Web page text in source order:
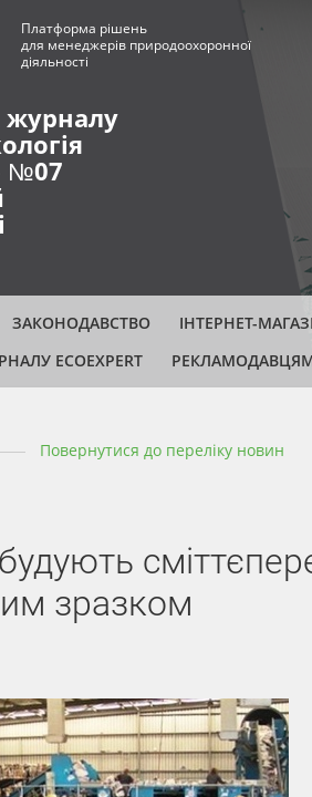
журналу
№07
Платформа рішень
для менеджерів природоохоронної
діяльності
ЗАКОНОДАВСТВО ІНТЕРНЕТ-
ECOEXPERT
Повернутися до переліку новин
зразком